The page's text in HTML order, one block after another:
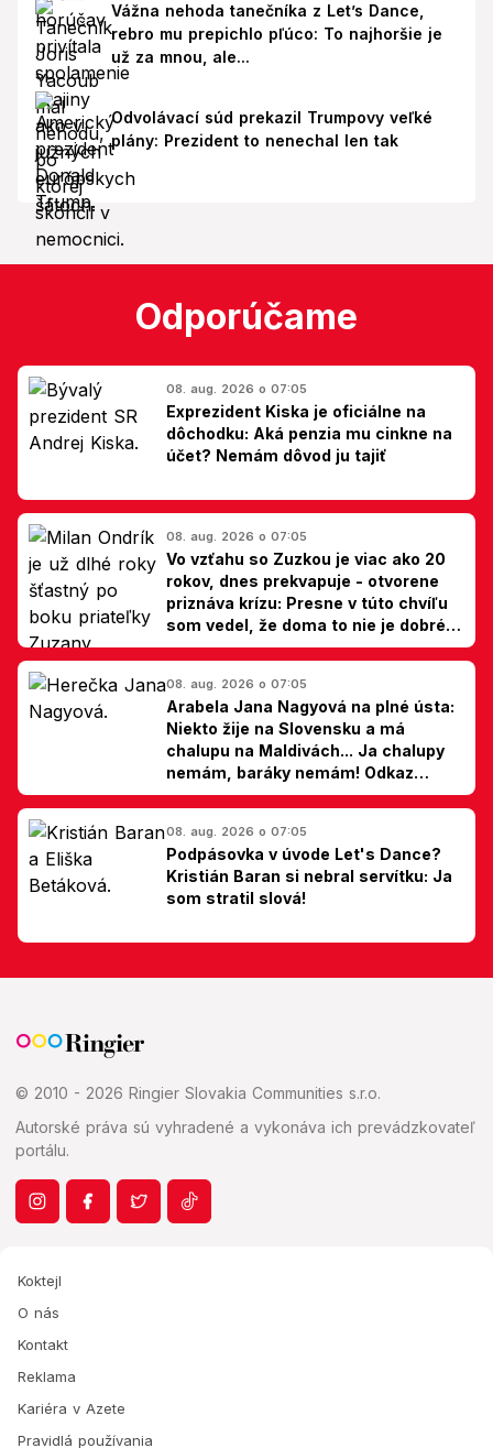
Vážna nehoda tanečníka z Let’s Dance,
rebro mu prepichlo pľúco: To najhoršie je
už za mnou, ale...
Odvolávací súd prekazil Trumpovy veľké
plány: Prezident to nenechal len tak
Odporúčame
08. aug. 2026 o 07:05
Exprezident Kiska je oficiálne na
dôchodku: Aká penzia mu cinkne na
účet? Nemám dôvod ju tajiť
08. aug. 2026 o 07:05
Vo vzťahu so Zuzkou je viac ako 20
rokov, dnes prekvapuje - otvorene
priznáva krízu: Presne v túto chvíľu
som vedel, že doma to nie je dobré,
hovorí Milan Ondrík
08. aug. 2026 o 07:05
Arabela Jana Nagyová na plné ústa:
Niekto žije na Slovensku a má
chalupu na Maldivách... Ja chalupy
nemám, baráky nemám! Odkaz
Slovákom
08. aug. 2026 o 07:05
Podpásovka v úvode Let's Dance?
Kristián Baran si nebral servítku: Ja
som stratil slová!
© 2010 - 2026 Ringier Slovakia Communities s.r.o.
Autorské práva sú vyhradené a vykonáva ich prevádzkovateľ
portálu.
Koktejl
O nás
Kontakt
Reklama
Kariéra v Azete
Pravidlá používania